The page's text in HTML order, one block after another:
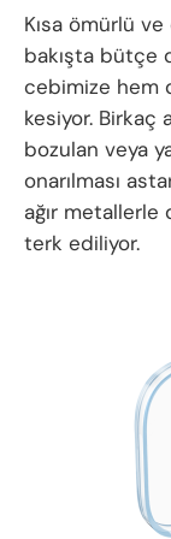
Kısa ömürlü
bakışta bütçe
cebimize hem
kesiyor. Birkaç
bozulan veya
onarılması
ağır metallerle
terk ediliyor.